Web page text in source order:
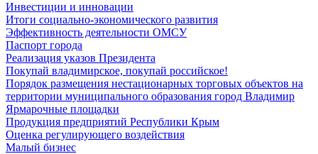
Инвестиции и инновации
Итоги социально-экономического развития
Эффективность деятельности ОМСУ
Паспорт города
Реализация указов Президента
Покупай владимирское, покупай российское!
Порядок размещения нестационарных торговых объектов на
территории муниципального образования город Владимир
Ярмарочные площадки
Продукция предприятий Республики Крым
Оценка регулирующего воздействия
Малый бизнес